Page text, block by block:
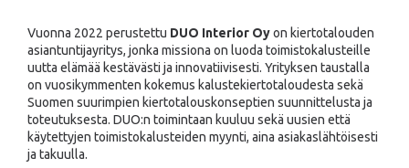
Vuonna 2022 perustettu DUO Interior Oyon kiertotalouden
asiantuntijayritys, jonka missiona on luoda toimistokalusteille
uutta elämää kestävästi ja innovatiivisesti. Yrityksen taustalla
on vuosikymmenten kokemus kalustekiertotaloudesta sekä
Suomen suurimpien kiertotalouskonseptien suunnittelusta ja
toteutuksesta. DUO:n toimintaan kuuluu sekä uusien että
käytettyjen toimistokalusteiden myynti, aina asiakaslähtöisesti
ja takuulla.